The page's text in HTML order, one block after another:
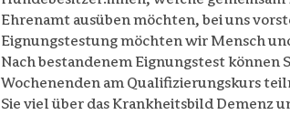
Ehrenamt ausüben möchten, bei uns
Eignungstestung möchten wir Mensch
Nach bestandenem Eignungstest können
Wochenenden am Qualifizierungskurs
Sie viel über das Krankheitsbild Demenz